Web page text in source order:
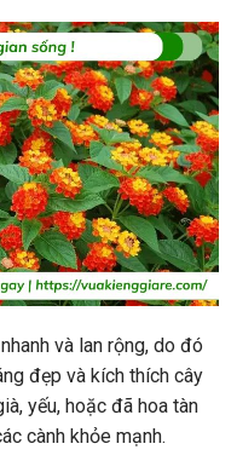
và lan rộng, do đó
đẹp và kích thích cây
yếu, hoặc đã hoa tàn
cành khỏe mạnh.